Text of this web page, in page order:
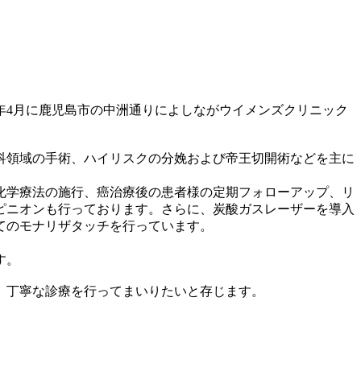
月に鹿児島市の中洲通りによしながウイメンズクリニック
域の手術、ハイリスクの分娩および帝王切開術などを主に
療法の施行、癌治療後の患者様の定期フォローアップ、リ
オンも行っております。さらに、炭酸ガスレーザーを導入
モナリザタッチを行っています。
寧な診療を行ってまいりたいと存じます。